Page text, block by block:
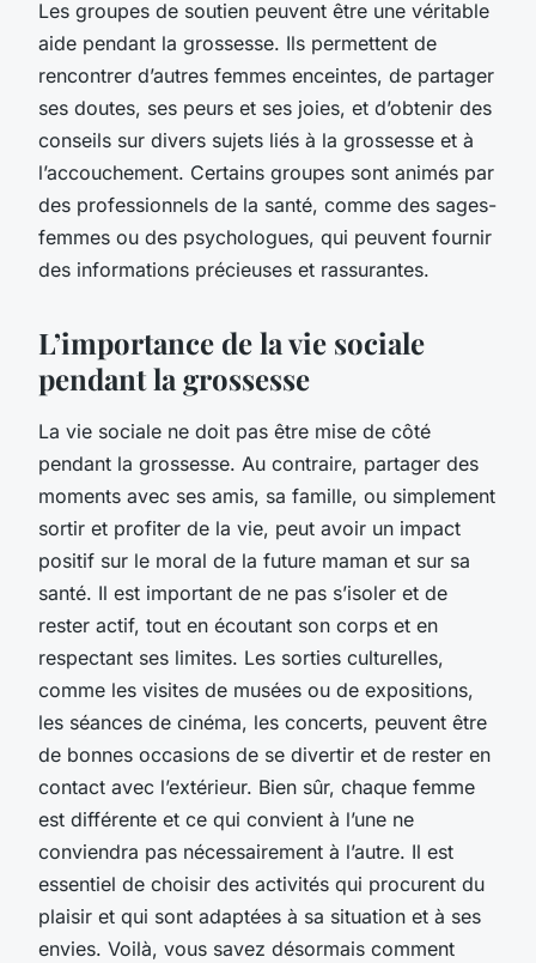
Les groupes de soutien peuvent être une véritable
aide pendant la grossesse. Ils permettent de
rencontrer d’autres femmes enceintes, de partager
ses doutes, ses peurs et ses joies, et d’obtenir des
conseils sur divers sujets liés à la grossesse et à
l’accouchement. Certains groupes sont animés par
des professionnels de la santé, comme des sages-
femmes ou des psychologues, qui peuvent fournir
des informations précieuses et rassurantes.
L’importance de la vie sociale
pendant la grossesse
La vie sociale ne doit pas être mise de côté
pendant la grossesse. Au contraire, partager des
moments avec ses amis, sa famille, ou simplement
sortir et profiter de la vie, peut avoir un impact
positif sur le moral de la future maman et sur sa
santé. Il est important de ne pas s’isoler et de
rester actif, tout en écoutant son corps et en
respectant ses limites. Les sorties culturelles,
comme les visites de musées ou de expositions,
les séances de cinéma, les concerts, peuvent être
de bonnes occasions de se divertir et de rester en
contact avec l’extérieur. Bien sûr, chaque femme
est différente et ce qui convient à l’une ne
conviendra pas nécessairement à l’autre. Il est
essentiel de choisir des activités qui procurent du
plaisir et qui sont adaptées à sa situation et à ses
envies. Voilà, vous savez désormais comment